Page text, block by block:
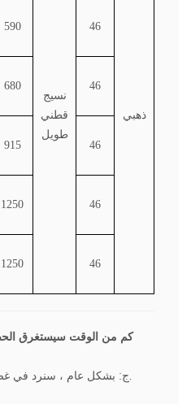
نسيج
قطني
طويل
ذهبي
590 46
680 46
915 46
1250 46
1250 46
ج: بشكل عام ، سنرد في غضون 6 ساعات في أيام العمل.